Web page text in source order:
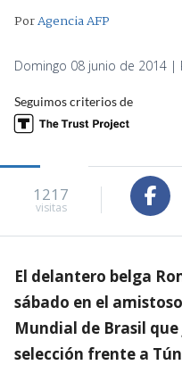
PorAgencia AFP
Domingo 08 junio de 2014 |
Seguimos criterios de
1217
visitas
El delantero belga
sábado en el
Mundial de Brasil
selección frente a